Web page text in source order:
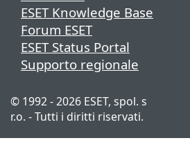
ESET Knowledge Base
Forum ESET
ESET Status Portal
Supporto regionale
© 1992 - 2026 ESET, spol. s
r.o. - Tutti i diritti riservati.